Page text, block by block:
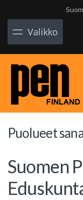
Valikko
Puolueet
Suomen